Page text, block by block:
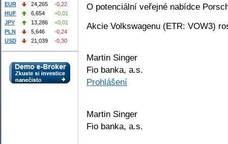
O potenciální veřejné nabídce
Akcie Volkswagenu (ETR: VOW3)
Martin Singer
Fio banka, a.s.
Prohlášení
Martin Singer
Fio banka, a.s.
EUR 24,265
-0,22
HUF
6,654
+0,01
JPY
13,286
+0,01
PLN
5,646
-0,24
USD
21,039 -0,30